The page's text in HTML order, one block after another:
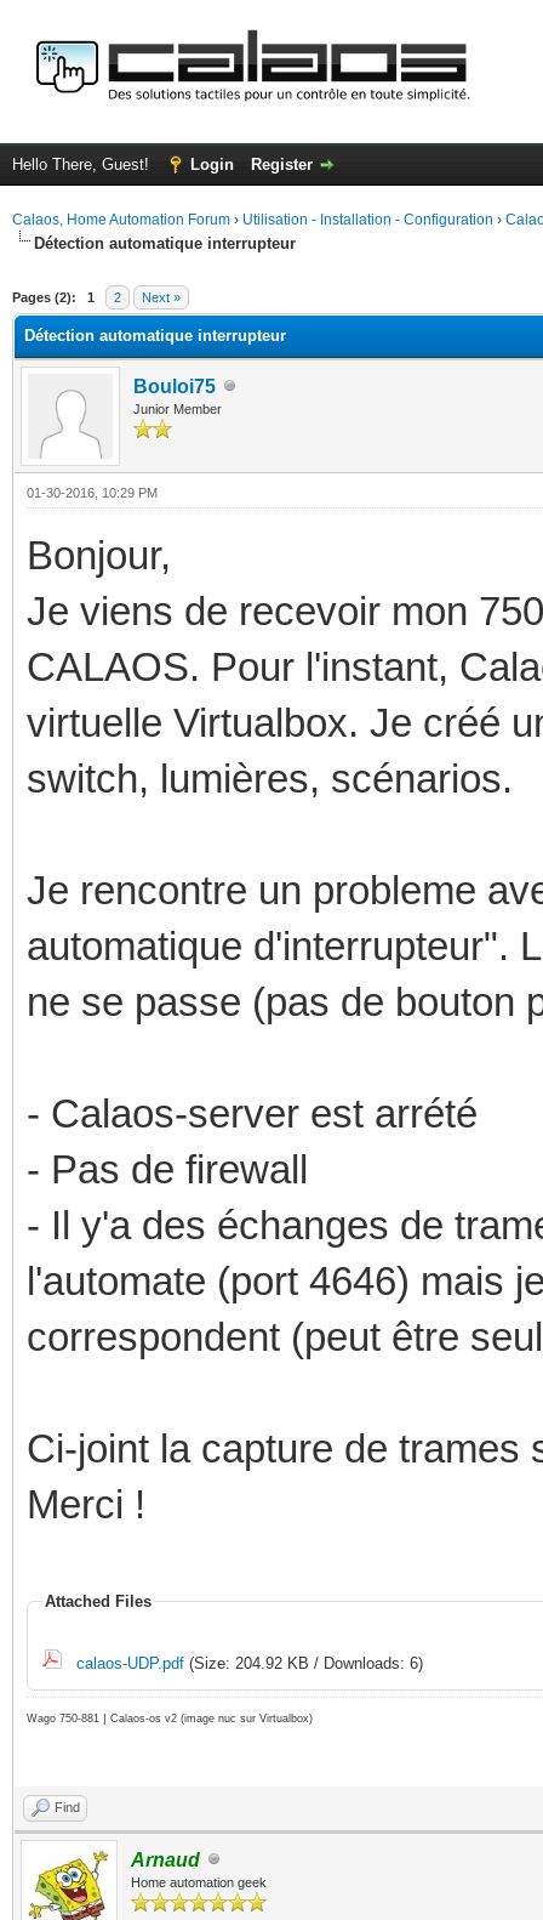
Hello There, Guest! Login Register
Calaos, Home Automation Forum › Utilisation - Installation - Configuration ›
Détection automatique interrupteur
Pages (2): 1 2 Next »
Détection automatique interrupteur
Bouloi75
Junior Member
01-30-2016, 10:29 PM
Bonjour,
Je viens de recevoir mon
CALAOS. Pour l'instant,
virtuelle Virtualbox. Je créé
switch, lumières, scénarios.
Je rencontre un probleme
automatique d'interrupteur".
ne se passe (pas de bouton
- Calaos-server est arrété
- Pas de firewall
- Il y'a des échanges de
l'automate (port 4646) mais
correspondent (peut être
Ci-joint la capture de trames
Merci !
Attached Files
calaos-UDP.pdf (Size: 204.92 KB / Downloads: 6)
Wago 750-881 | Calaos-os v2 (image nuc sur Virtualbox)
Find
Arnaud
Home automation geek